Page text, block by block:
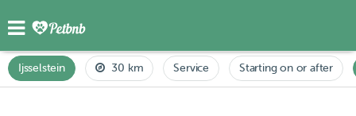
Ijsselstein 30 km Service Starting on or after